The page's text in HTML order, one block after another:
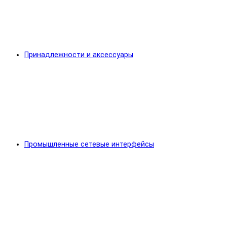
Принадлежности и аксессуары
Промышленные сетевые интерфейсы